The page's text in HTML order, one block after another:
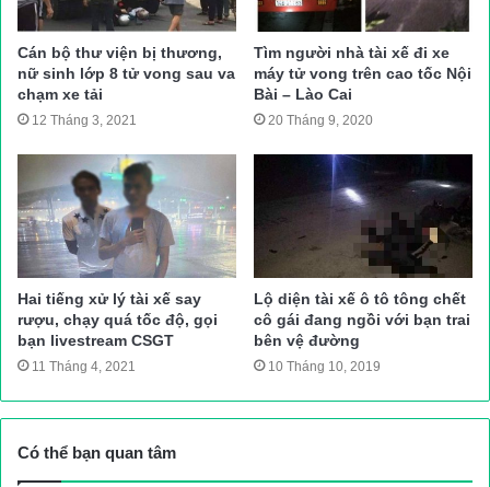
Báo Giao thông sẽ tiếp tục thông tin vụ việc này tới bạn đọ
Văn Huế
Nguồn bài viết:
Luật Giao Thông tai nạn giao thông
Cán bộ thư viện bị thương,
nữ sinh lớp 8 tử vong sau va
chạm xe tải
12 Tháng 3, 2021
Tìm người nhà tài xế đi xe
máy tử vong trên cao tốc Nội
Bài – Lào Cai
20 Tháng 9, 2020
Hai tiếng xử lý tài xế say
rượu, chạy quá tốc độ, gọi
bạn livestream CSGT
11 Tháng 4, 2021
Lộ diện tài xế ô tô tông chết
cô gái đang ngồi với bạn trai
bên vệ đường
10 Tháng 10, 2019
Có thể bạn quan tâm